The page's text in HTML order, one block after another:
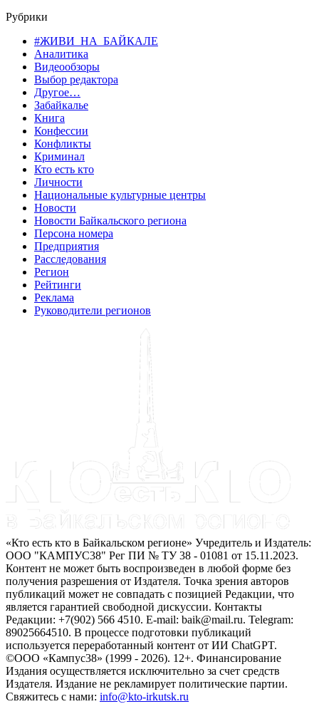
Рубрики
#ЖИВИ_НА_БАЙКАЛЕ
Аналитика
Видеообзоры
Выбор редактора
Другое…
Забайкалье
Книга
Конфессии
Конфликты
Криминал
Кто есть кто
Личности
Национальные культурные центры
Новости
Новости Байкальского региона
Персона номера
Предприятия
Расследования
Регион
Рейтинги
Реклама
Руководители регионов
«Кто есть кто в Байкальском регионе» Учредитель и Издатель:
ООО "КАМПУС38" Рег ПИ № ТУ 38 - 01081 от 15.11.2023.
Контент не может быть воспроизведен в любой форме без
получения разрешения от Издателя. Точка зрения авторов
публикаций может не совпадать с позицией Редакции, что
является гарантией свободной дискуссии. Контакты
Редакции: +7(902) 566 4510. E-mail: baik@mail.ru. Telegram:
89025664510. В процессе подготовки публикаций
используется переработанный контент от ИИ ChatGPT.
©ООО «Кампус38» (1999 - 2026). 12+. Финансирование
Издания осуществляется исключительно за счет средств
Издателя. Издание не рекламирует политические партии.
Свяжитесь с нами: info@kto-irkutsk.ru